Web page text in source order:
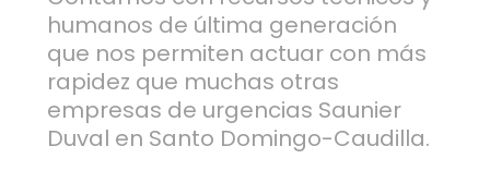
humanos de última generación
que nos permiten actuar con más
rapidez que muchas otras
empresas de urgencias Saunier
Duval en Santo Domingo-Caudilla.